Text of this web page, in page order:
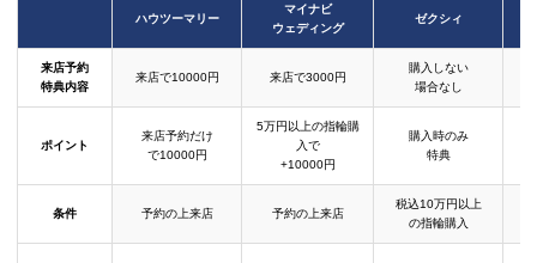
ハウツーマリー
マイナビ
ウェディング
ゼクシィ
来店予約
特典内容
来店で10000円 来店で3000円
購入しない
場合なし
ポイント
来店予約だけ
で10000円
5万円以上の指輪購
入で
+10000円
購入時のみ
特典
条件 予約の上来店 予約の上来店
税込10万円以上
の指輪購入